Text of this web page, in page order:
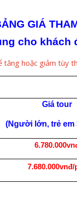
GIÁ
cho khách
tăng hoặc giảm tùy
Giá tour
(Người lớn, trẻ em
7.680.000vnđ/